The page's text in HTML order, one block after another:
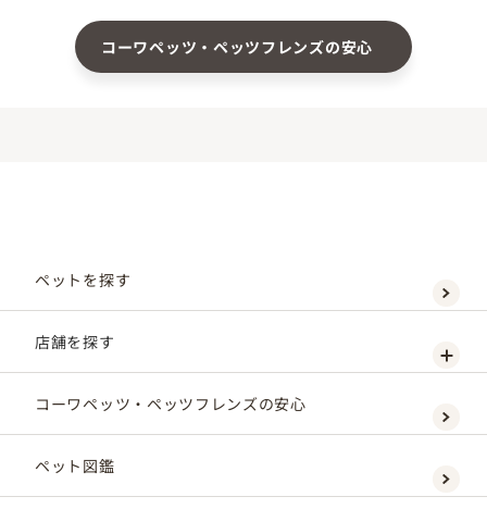
コーワペッツ・ペッツフレンズの安心
ペットを探す
店舗を探す
コーワペッツ・ペッツフレンズの安心
ペット図鑑